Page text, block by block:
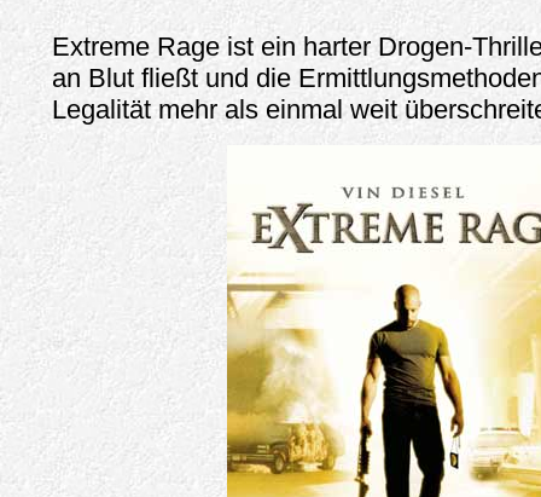
Extreme Rage ist ein harter Drogen-
an Blut fließt und die
Legalität mehr als einmal weit